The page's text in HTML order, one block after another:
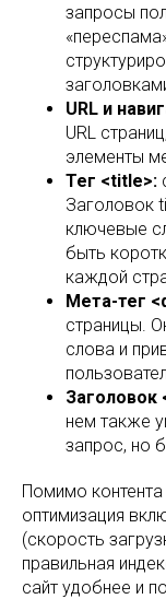
запросы
URL и
URL
элементы
Тег <title>:
Заголовок
ключевые
быть
каждой
Мета-тег
страницы.
слова и
Заголовок
нем также
запрос, но
Помимо контента
оптимизация
(скорость
правильная
сайт удобнее и